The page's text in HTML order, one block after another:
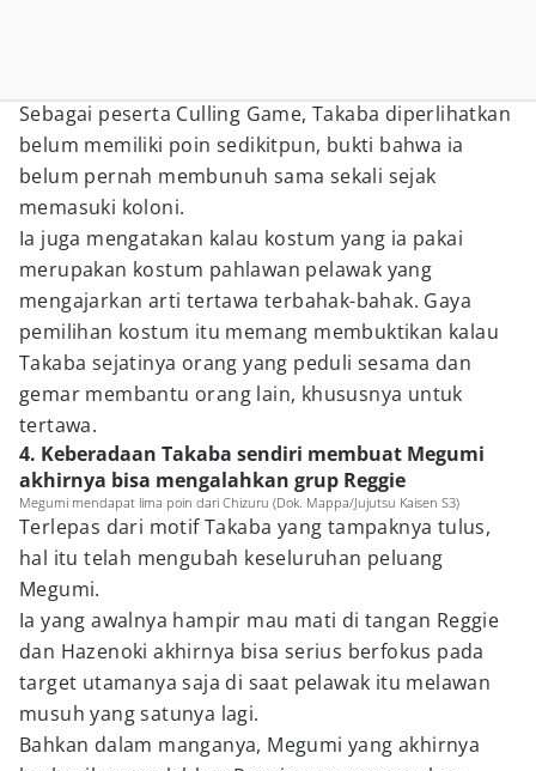
Sebagai peserta Culling Game, Takaba diperlihatkan
belum memiliki poin sedikitpun, bukti bahwa ia
belum pernah membunuh sama sekali sejak
memasuki koloni.
Ia juga mengatakan kalau kostum yang ia pakai
merupakan kostum pahlawan pelawak yang
mengajarkan arti tertawa terbahak-bahak. Gaya
pemilihan kostum itu memang membuktikan kalau
Takaba sejatinya orang yang peduli sesama dan
gemar membantu orang lain, khususnya untuk
tertawa.
4. Keberadaan Takaba sendiri membuat Megumi
akhirnya bisa mengalahkan grup Reggie
Megumi mendapat lima poin dari Chizuru (Dok. Mappa/Jujutsu Kaisen S3)
Terlepas dari motif Takaba yang tampaknya tulus,
hal itu telah mengubah keseluruhan peluang
Megumi.
Ia yang awalnya hampir mau mati di tangan Reggie
dan Hazenoki akhirnya bisa serius berfokus pada
target utamanya saja di saat pelawak itu melawan
musuh yang satunya lagi.
Bahkan dalam manganya, Megumi yang akhirnya